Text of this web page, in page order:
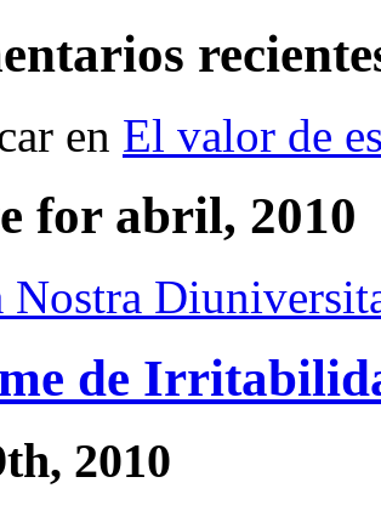
en El valor de
for abril, 2010
Nostra
de
2010